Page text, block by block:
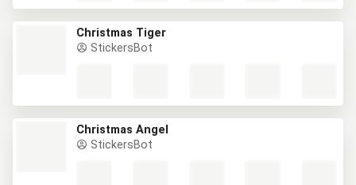
Christmas Tiger
StickersBot
Christmas Angel
StickersBot